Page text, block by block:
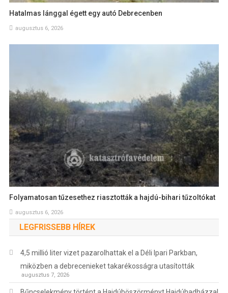
Hatalmas lánggal égett egy autó Debrecenben
augusztus 6, 2026
Folyamatosan tűzesethez riasztották a hajdú-bihari tűzoltókat
augusztus 6, 2026
LEGFRISSEBB HÍREK
4,5 millió liter vizet pazarolhattak el a Déli Ipari Parkban,
miközben a debrecenieket takarékosságra utasították
augusztus 7, 2026